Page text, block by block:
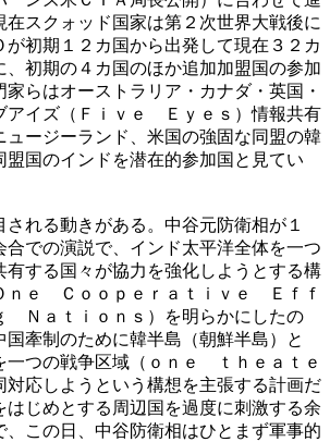
在スクォッド国家は第２次世界大戦後に
が初期１２カ国から出発して現在３２カ
、初期の４カ国のほか追加加盟国の参加
家らはオーストラリア・カナダ・英国・
アイズ（Ｆｉｖｅ Ｅｙｅｓ）情報共有
ュージーランド、米国の強固な同盟の韓
盟国のインドを潜在的参加国と見てい
れる動きがある。中谷元防衛相が１
合での演説で、インド太平洋全体を一つ
有する国々が協力を強化しようとする構
ｎｅ Ｃｏｏｐｅｒａｔｉｖｅ Ｅｆｆ
Ｎａｔｉｏｎｓ）を明らかにしたの
国牽制のために韓半島（朝鮮半島）と
一つの戦争区域（ｏｎｅ ｔｈｅａｔｅ
対応しようという構想を主張する計画だ
はじめとする周辺国を過度に刺激する余
、この日、中谷防衛相はひとまず軍事的